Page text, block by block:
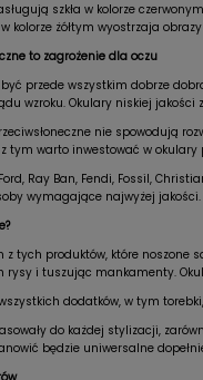
szkła w kolorze
kolorze żółtym wyostrzaja
to zagrożenie dla oczu
przede wszystkim dobrze
wzroku. Okulary niskiej
nie spowodują
tym warto inwestować w
Ray Ban, Fendi, Fossil,
wymagające najwyżej jakości.
z tych produktów, które
i tuszując mankamenty.
dodatków, w tym
do każdej stylizacji,
będzie uniwersalne